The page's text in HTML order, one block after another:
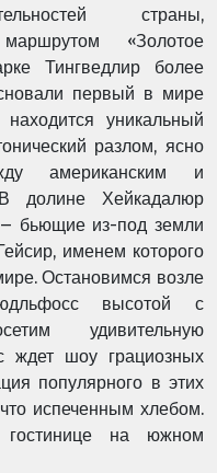
страны,
«Золотое
Тингведлир более
первый в мире
уникальный
разлом, ясно
американским и
долине Хейкадалюр
– бьющие из-под земли
именем которого
Остановимся возле
высотой с
удивительную
ждет шоу грациозных
популярного в этих
испеченным хлебом.
на южном